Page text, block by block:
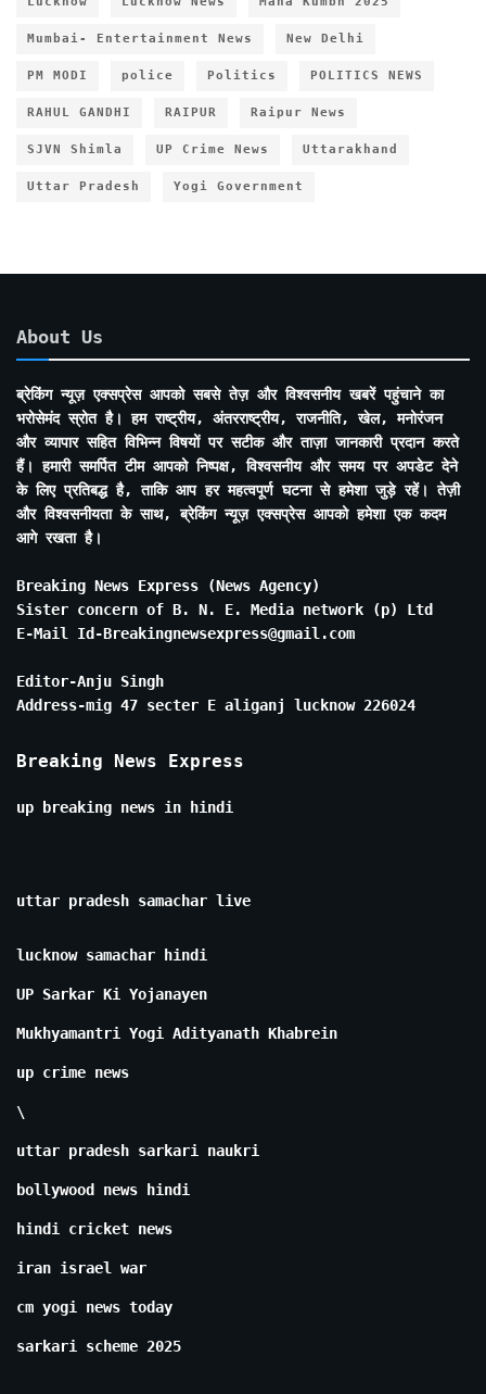
Mumbai- Entertainment News New Delhi
PM MODI police Politics POLITICS NEWS
RAHUL GANDHI RAIPUR Raipur News
SJVN Shimla UP Crime News Uttarakhand
Uttar Pradesh Yogi Government
About Us
ब्रेकिंग न्यूज़ एक्सप्रेस आपको सबसे तेज़ और विश्वसनीय खबरें पहुंचाने का
भरोसेमंद स्रोत है। हम राष्ट्रीय, अंतरराष्ट्रीय, राजनीति, खेल, मनोरंजन
और व्यापार सहित विभिन्न विषयों पर सटीक और ताज़ा जानकारी प्रदान करते
हैं। हमारी समर्पित टीम आपको निष्पक्ष, विश्वसनीय और समय पर अपडेट देने
के लिए प्रतिबद्ध है, ताकि आप हर महत्वपूर्ण घटना से हमेशा जुड़े रहें। तेज़ी
और विश्वसनीयता के साथ, ब्रेकिंग न्यूज़ एक्सप्रेस आपको हमेशा एक कदम
आगे रखता है।
Breaking News Express (News Agency)
Sister concern of B. N. E. Media network (p) Ltd
E-Mail Id-Breakingnewsexpress@gmail.com
Editor-Anju Singh
Address-mig 47 secter E aliganj lucknow 226024
Breaking News Express
up breaking news in hindi
uttar pradesh samachar live
lucknow samachar hindi
UP Sarkar Ki Yojanayen
Mukhyamantri Yogi Adityanath Khabrein
up crime news
\
uttar pradesh sarkari naukri
bollywood news hindi
hindi cricket news
iran israel war
cm yogi news today
sarkari scheme 2025